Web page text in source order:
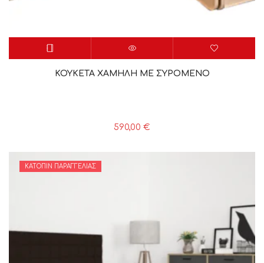
ΚΟΥΚΕΤΑ ΧΑΜΗΛΗ ΜΕ ΣΥΡΟΜΕΝΟ
590,00 €
ΚΑΤΌΠΙΝ ΠΑΡΑΓΓΕΛΊΑΣ